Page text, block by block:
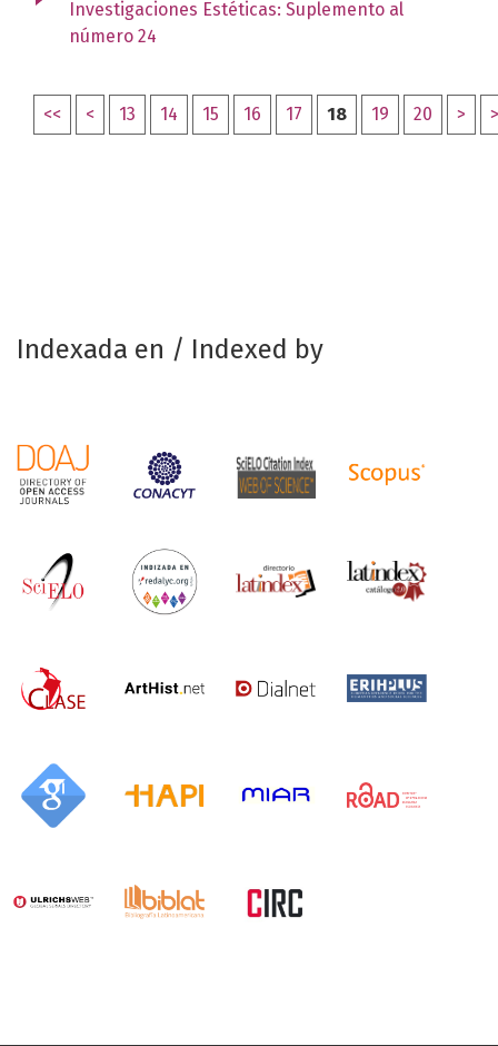
Investigaciones Estéticas: Suplemento al
número 24
<< < 13 14 15 16 17 18 19 20 >
Indexada en / Indexed by